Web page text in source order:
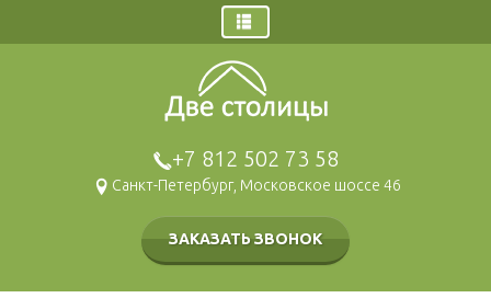
Брусовые дома
Газобетонные дома
Каркасные
+7 812 502 73 58
Санкт-Петербург, Московское шоссе 46
ЗАКАЗАТЬ ЗВОНОК